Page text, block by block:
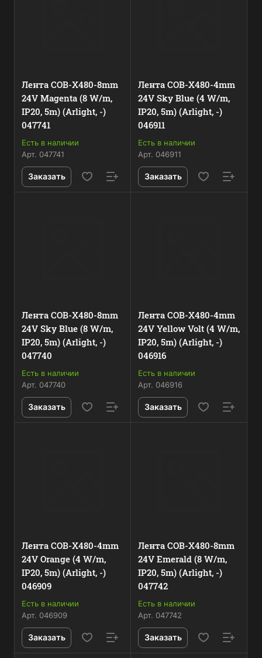
Лента COB-X480-8mm
24V Magenta (8 W/m,
IP20, 5m) (Arlight, -)
047741
Есть в наличии
Арт. 047741
Заказать
Лента COB-X480-4mm
24V Sky Blue (4 W/m,
IP20, 5m) (Arlight, -)
046911
Есть в наличии
Арт. 046911
Заказать
Лента COB-X480-8mm
24V Sky Blue (8 W/m,
IP20, 5m) (Arlight, -)
047740
Есть в наличии
Арт. 047740
Заказать
Лента COB-X480-4mm
24V Yellow Volt (4 W/m,
IP20, 5m) (Arlight, -)
046916
Есть в наличии
Арт. 046916
Заказать
Лента COB-X480-4mm
24V Orange (4 W/m,
IP20, 5m) (Arlight, -)
046909
Есть в наличии
Арт. 046909
Заказать
Лента COB-X480-8mm
24V Emerald (8 W/m,
IP20, 5m) (Arlight, -)
047742
Есть в наличии
Арт. 047742
Заказать